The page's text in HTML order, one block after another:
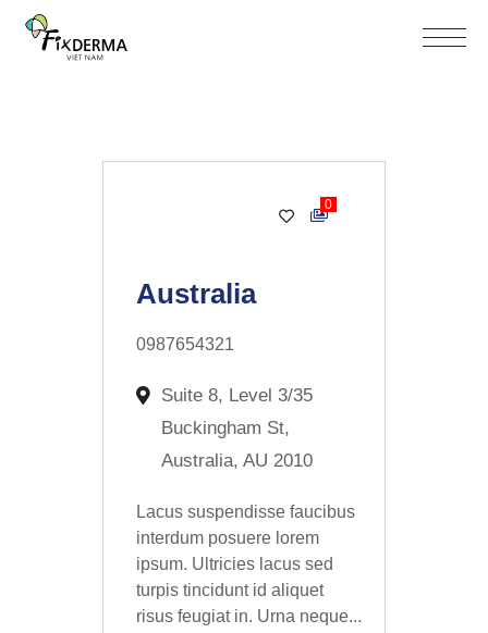
0
Australia
0987654321
Suite 8, Level 3/35
Buckingham St,
Australia, AU 2010
Lacus suspendisse faucibus
interdum posuere lorem
ipsum. Ultricies lacus sed
turpis tincidunt id aliquet
risus feugiat in. Urna neque...